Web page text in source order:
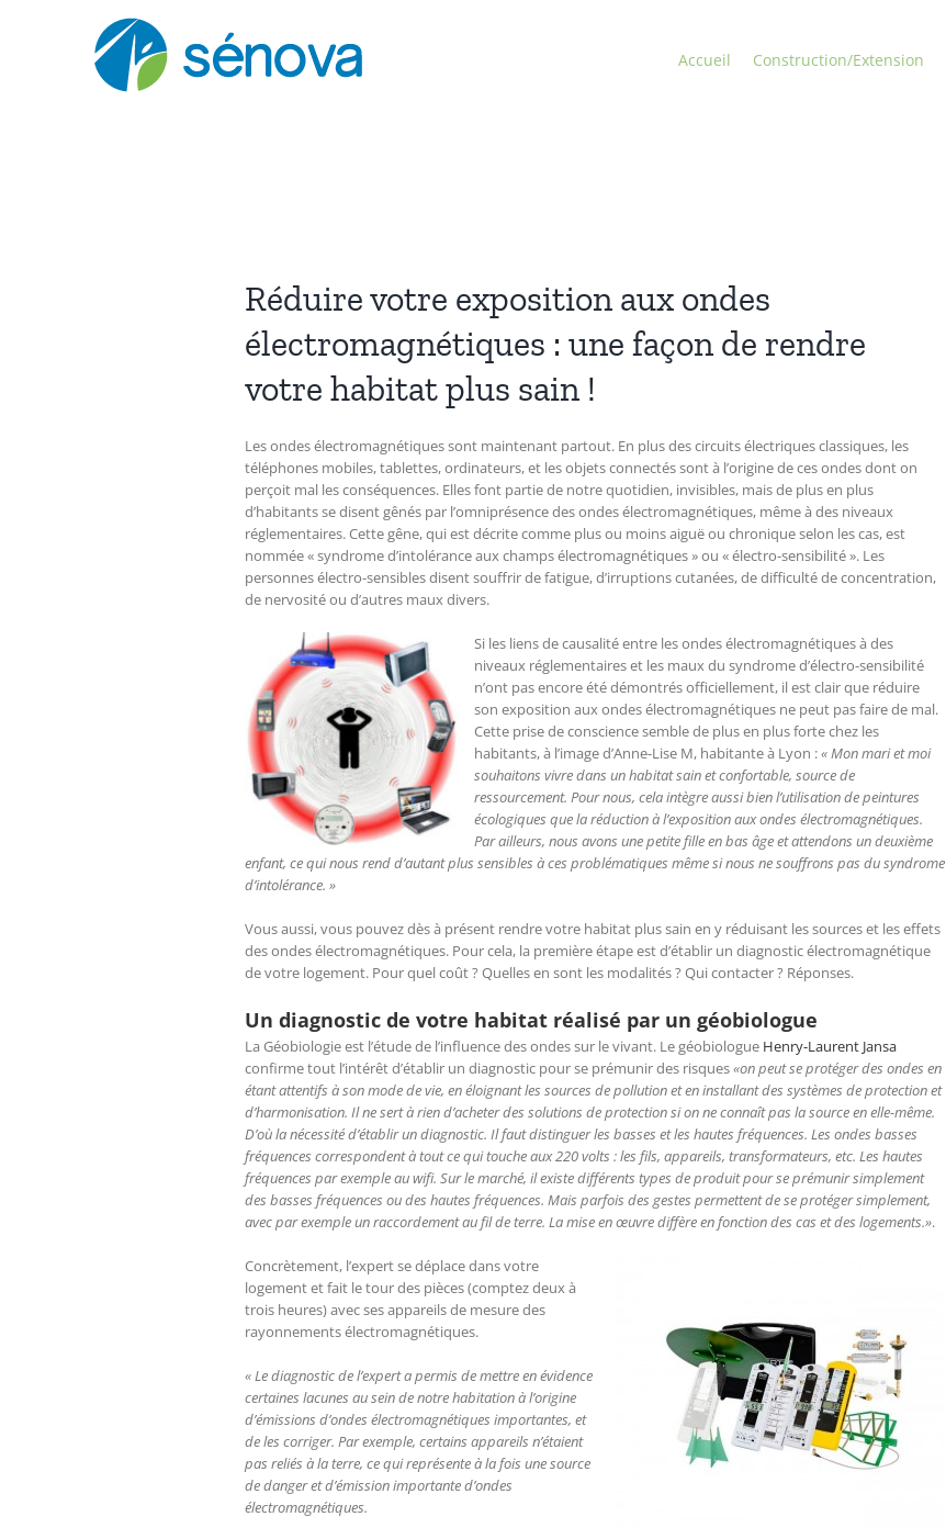
Accueil Construction/Extension
Réduire votre exposition aux ondes
électromagnétiques : une façon de rendre
votre habitat plus sain !
Les ondes électromagnétiques sont maintenant partout. En plus des circuits électriques classiques, les
téléphones mobiles, tablettes, ordinateurs, et les objets connectés sont à l’origine de ces ondes dont on
perçoit mal les conséquences. Elles font partie de notre quotidien, invisibles, mais de plus en plus
d’habitants se disent gênés par l’omniprésence des ondes électromagnétiques, même à des niveaux
réglementaires. Cette gêne, qui est décrite comme plus ou moins aiguë ou chronique selon les cas, est
nommée « syndrome d’intolérance aux champs électromagnétiques » ou « électro-sensibilité ». Les
personnes électro-sensibles disent souffrir de fatigue, d’irruptions cutanées, de difficulté de concentration,
de nervosité ou d’autres maux divers.
Si les liens de causalité entre les ondes électromagnétiques à des
niveaux réglementaires et les maux du syndrome d’électro-sensibilité
n’ont pas encore été démontrés officiellement, il est clair que réduire
son exposition aux ondes électromagnétiques ne peut pas faire de mal.
Cette prise de conscience semble de plus en plus forte chez les
habitants, à l’image d’Anne-Lise M, habitante à Lyon :« Mon mari et moi
souhaitons vivre dans un habitat sain et confortable, source de
ressourcement. Pour nous, cela intègre aussi bien l’utilisation de peintures
écologiques que la réduction à l’exposition aux ondes électromagnétiques.
Par ailleurs, nous avons une petite fille en bas âge et attendons un deuxième
enfant, ce qui nous rend d’autant plus sensibles à ces problématiques même si nous ne souffrons pas du syndrome
d’intolérance. »
Vous aussi, vous pouvez dès à présent rendre votre habitat plus sain en y réduisant les sources et les effets
des ondes électromagnétiques. Pour cela, la première étape est d’établir un diagnostic électromagnétique
de votre logement. Pour quel coût ? Quelles en sont les modalités ? Qui contacter ? Réponses.
Un diagnostic de votre habitat réalisé par un géobiologue
La Géobiologie est l’étude de l’influence des ondes sur le vivant. Le géobiologue Henry-Laurent Jansa
confirme tout l’intérêt d’établir un diagnostic pour se prémunir des risques«on peut se protéger des ondes en
étant attentifs à son mode de vie, en éloignant les sources de pollution et en installant des systèmes de protection et
d’harmonisation. Il ne sert à rien d’acheter des solutions de protection si on ne connaît pas la source en elle-même.
D’où la nécessité d’établir un diagnostic. Il faut distinguer les basses et les hautes fréquences. Les ondes basses
fréquences correspondent à tout ce qui touche aux 220 volts : les fils, appareils, transformateurs, etc. Les hautes
fréquences par exemple au wifi. Sur le marché, il existe différents types de produit pour se prémunir simplement
des basses fréquences ou des hautes fréquences. Mais parfois des gestes permettent de se protéger simplement,
avec par exemple un raccordement au fil de terre. La mise en œuvre diffère en fonction des cas et des logements.».
Concrètement, l’expert se déplace dans votre
logement et fait le tour des pièces (comptez deux à
trois heures) avec ses appareils de mesure des
rayonnements électromagnétiques.
« Le diagnostic de l’expert a permis de mettre en évidence
certaines lacunes au sein de notre habitation à l’origine
d’émissions d’ondes électromagnétiques importantes, et
de les corriger. Par exemple, certains appareils n’étaient
pas reliés à la terre, ce qui représente à la fois une source
de danger et d’émission importante d’ondes
électromagnétiques.